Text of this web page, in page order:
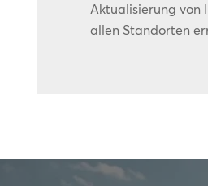
Aktualisierung von
allen Standorten